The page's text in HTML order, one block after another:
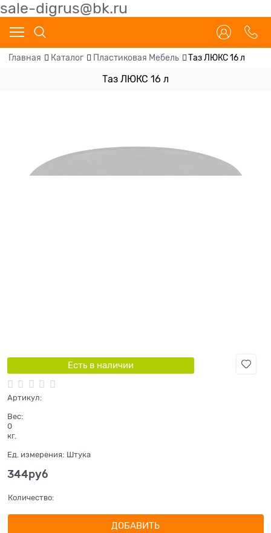
sale-digrus@bk.ru
Главная Каталог Пластиковая Мебель Таз ЛЮКС 16 л
Таз ЛЮКС 16 л
Есть в наличии
Артикул:
Вес:
0
кг.
Ед. измерения: Штука
344руб
Количество:
ДОБАВИТЬ